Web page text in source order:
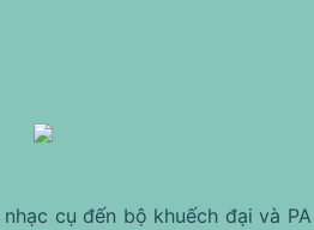
cụ đến bộ khuếch đại và